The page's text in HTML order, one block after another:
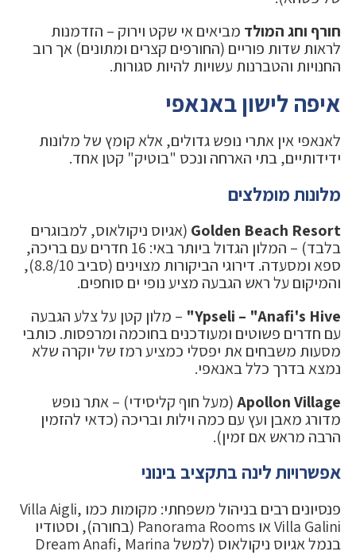
חורף וחג המולד מביאים אי שקט וירוק – הזדמנות
לראות שדות פוריים (החורפים קצרים ומתונים) אך רוב
החנויות והטברנות עשויות להיות סגורות.
איפה לישון באנאפי
לאנאפי אין אתרי נופש גדולים, אלא קומץ של מלונות
ידידותיים, בתי הארחה ונכס "בוטיק" קטן אחד.
מלונות מומלצים
Golden Beach Resort (אגיוס ניקולאוס, למבוגרים
בלבד) – המלון הגדול ביותר באי: 16 חדרים עם בריכה,
ספא ומסעדה. דירוגי הביקורות מצוינים (סביב 8.8/10),
והמיקום על ראש הגבעה מציע נופי ים סוחפים.
Ypseli – "Anafi's Hive"
– מלון קטן על צלע הגבעה
עם חדרים פשוטים ומעודכנים בחוכמה ומרפסות. כותבי
מסעות משבחים את יפסלי כמציע רמז של יוקרה שלא
נמצא בדרך כלל באנאפי.
Apollon Village(מעל חוף קליסידי) – אתר נופש
מדורג מאבן ועץ עם כמה וילות ובריכה (כדאי להזמין
הרבה מראש אם זמין).
אפשרויות לינה בתקציב בינוני
פנסיונים רבים בניהול משפחתי: מקומות כמו Villa Aigli,
Villa Galini או Panorama Rooms (בחורה), וסטודיו
בנמל אגיוס ניקולאוס (למשל Dream Anafi, Marina